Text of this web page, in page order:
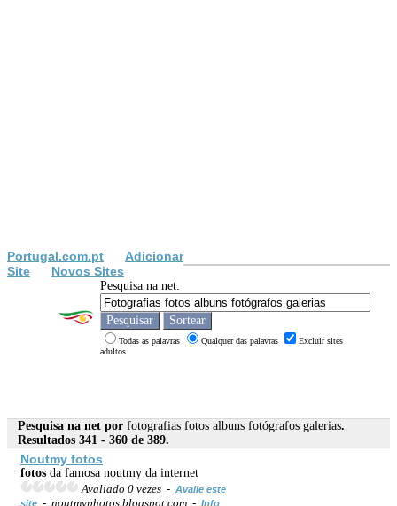
Portugal.com.pt
Adicionar
Site
Novos Sites
Pesquisa na net:
Todas as palavras Qualquer das palavras
Excluir sites
adultos
Pesquisa na net por fotografias fotos albuns fotógrafos galerias.
Resultados 341 - 360 de 389.
Noutmy fotos
fotos da famosa noutmy da internet
Avaliado 0 vezes - Avalie este
site - noutmyphotos.blogspot.com - Info